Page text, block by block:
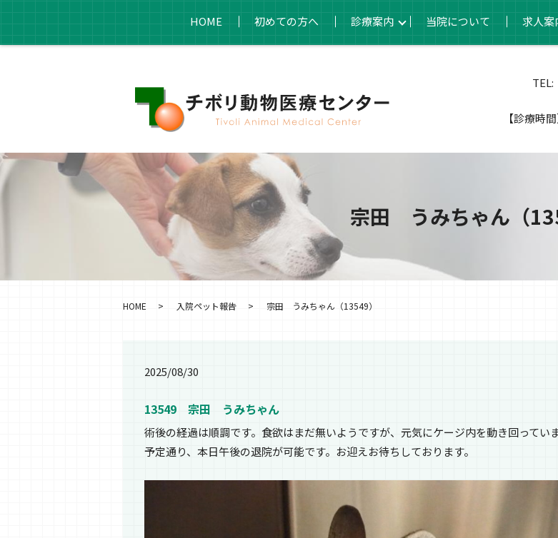
HOME 初めての方へ 診療案内 当院について 求人案
TEL:
【診療時
宗田 うみちゃん（
HOME 入院ペット報告 宗田 うみちゃん（13549）
2025/08/30
13549 宗田 うみちゃん
術後の経過は順調です。食欲はまだ無いようですが、元気にケージ内を動き回っていま
予定通り、本日午後の退院が可能です。お迎えお待ちしております。